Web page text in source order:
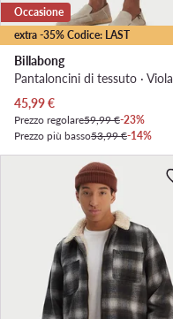
extra -35% Codice: LAST
Occasione
Billabong
Pantaloncini di tessuto · Viola
Prezzo attuale
45,99€
Prezzo regolare59,99 €-23%
Prezzo più basso53,99 €-14%